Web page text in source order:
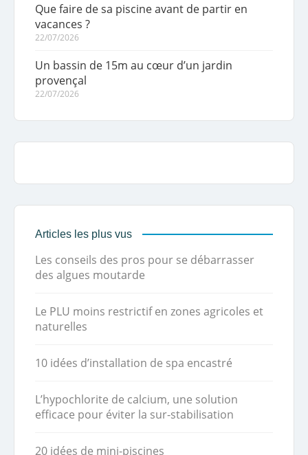
Que faire de sa piscine avant de partir en
vacances ?
22/07/2026
Un bassin de 15m au cœur d’un jardin
provençal
22/07/2026
Articles les plus vus
Les conseils des pros pour se débarrasser
des algues moutarde
Le PLU moins restrictif en zones agricoles et
naturelles
10 idées d’installation de spa encastré
L’hypochlorite de calcium, une solution
efficace pour éviter la sur-stabilisation
20 idées de mini-piscines